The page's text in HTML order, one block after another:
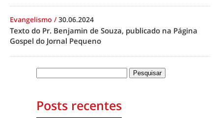
Evangelismo /30.06.2024
Texto do Pr. Benjamin de Souza, publicado na Página
Gospel do Jornal Pequeno
Posts recentes